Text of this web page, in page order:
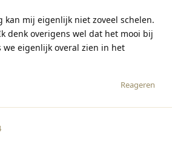
kan mij eigenlijk niet zoveel schelen.
denk overigens wel dat het mooi bij
we eigenlijk overal zien in het
Reageren